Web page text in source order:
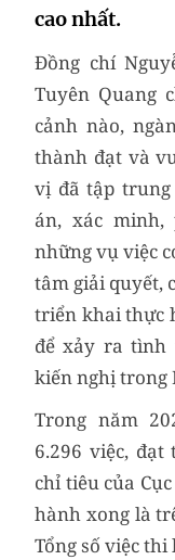
cao nhất.
Đồng chí
Tuyên Quang
cảnh nào,
thành đạt và
vị đã tập
án, xác
những vụ việc
tâm giải quyết,
triển khai thực
để xảy ra tình
kiến nghị trong
Trong năm
6.296 việc, đạt
chỉ tiêu của
hành xong là
Tổng số việc